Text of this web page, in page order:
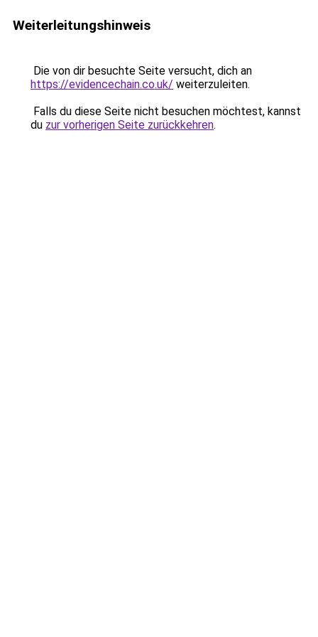
Weiterleitungshinweis
Die von dir besuchte Seite versucht, dich an
https://evidencechain.co.uk/ weiterzuleiten.
Falls du diese Seite nicht besuchen möchtest, kannst
du zur vorherigen Seite zurückkehren.